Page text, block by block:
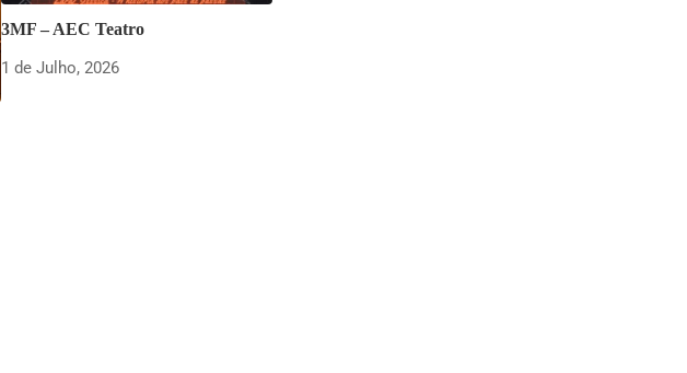
3MF – AEC Teatro
1 de Julho, 2026